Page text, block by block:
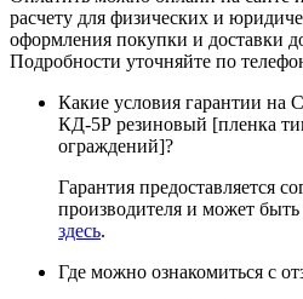
расчету для физических и
оформления покупки и доставки
Подробности уточняйте по
Какие условия гарантии на
КД-5Р резиновый [пленка
ограждений]?
Гарантия предоставляется
производителя и может быть
здесь.
Где можно ознакомиться с